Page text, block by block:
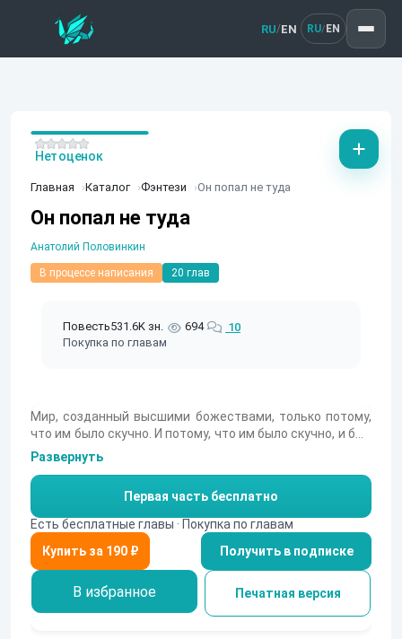
RU/EN RU/ EN
Главная Каталог Фэнтези Он попал не туда
Он попал не туда
Анатолий Половинкин
В процессе написания 20 глав
Повесть531.6K зн. 694
10
Покупка по главам
Нет оценок
Мир, созданный высшими божествами, только потому,
что им было скучно. И потому, что им было скучно, и был
создан он, Кингджинн, божественная сущность,
ставший кем-то вроде игрока в ролевой игре. Теперь
ему нужно не просто выжить в этом не слишком-то
дружелюбном ему мире, но еще и заслужить уважение у
его обитателей, чтобы стать для них богом.
Развернуть
Первая часть бесплатно
Есть бесплатные главы · Покупка по главам
Получить в подписке
В избранное Печатная версия